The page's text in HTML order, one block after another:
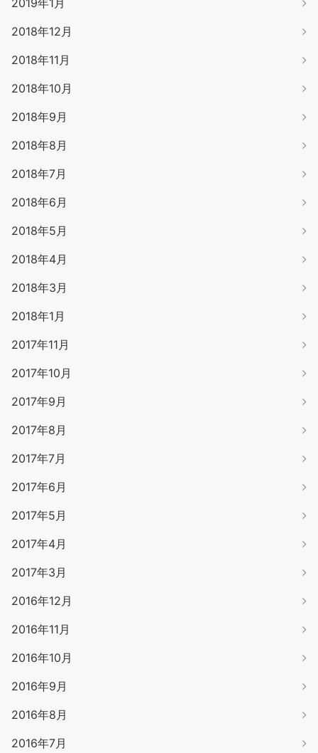
2019年1月
2018年12月
2018年11月
2018年10月
2018年9月
2018年8月
2018年7月
2018年6月
2018年5月
2018年4月
2018年3月
2018年1月
2017年11月
2017年10月
2017年9月
2017年8月
2017年7月
2017年6月
2017年5月
2017年4月
2017年3月
2016年12月
2016年11月
2016年10月
2016年9月
2016年8月
2016年7月